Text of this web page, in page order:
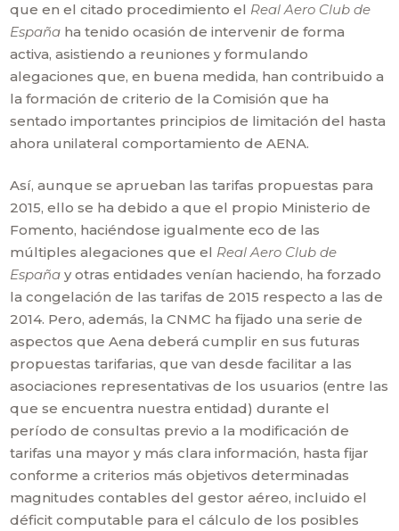
que en el citado procedimiento el Real Aero Club de
España ha tenido ocasión de intervenir de forma
activa, asistiendo a reuniones y formulando
alegaciones que, en buena medida, han contribuido a
la formación de criterio de la Comisión que ha
sentado importantes principios de limitación del hasta
ahora unilateral comportamiento de AENA.
Así, aunque se aprueban las tarifas propuestas para
2015, ello se ha debido a que el propio Ministerio de
Fomento, haciéndose igualmente eco de las
múltiples alegaciones que el Real Aero Club de
España y otras entidades venían haciendo, ha forzado
la congelación de las tarifas de 2015 respecto a las de
2014. Pero, además, la CNMC ha fijado una serie de
aspectos que Aena deberá cumplir en sus futuras
propuestas tarifarias, que van desde facilitar a las
asociaciones representativas de los usuarios (entre las
que se encuentra nuestra entidad) durante el
período de consultas previo a la modificación de
tarifas una mayor y más clara información, hasta fijar
conforme a criterios más objetivos determinadas
magnitudes contables del gestor aéreo, incluido el
déficit computable para el cálculo de los posibles